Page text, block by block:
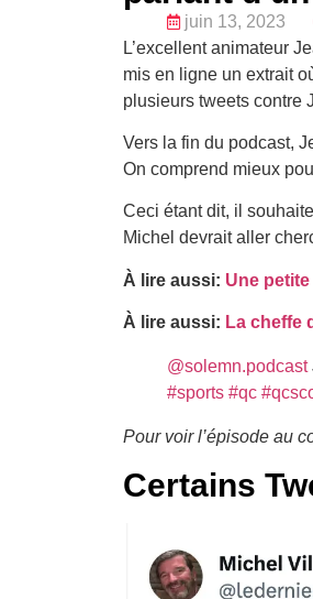
juin 13, 2023
L’excellent animateur
mis en ligne un extrait
plusieurs tweets contre
Vers la fin du podcast,
On comprend mieux
Ceci étant dit, il
Michel devrait aller
À lire aussi: Une
À lire aussi: La cheffe
@solemn.podcast
#sports #qc
Pour voir l’épisode au
Certains